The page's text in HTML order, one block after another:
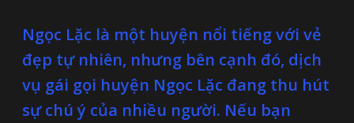
Ngọc Lặc là một huyện nổi tiếng với vẻ
đẹp tự nhiên, nhưng bên cạnh đó, dịch
vụ gái gọi huyện Ngọc Lặc đang thu hút
sự chú ý của nhiều người. Nếu bạn